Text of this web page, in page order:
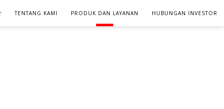
TENTANG KAMI PRODUK DAN LAYANAN HUBUNGAN INVESTOR